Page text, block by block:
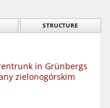
STRUCTURE
in Grünbergs
zielonogórskim